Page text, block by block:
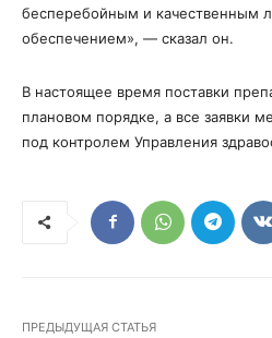
бесперебойным и качественным
обеспечением», — сказал он.
В настоящее время поставки
плановом порядке, а все заявки
под контролем Управления
ПРЕДЫДУЩАЯ СТАТЬЯ